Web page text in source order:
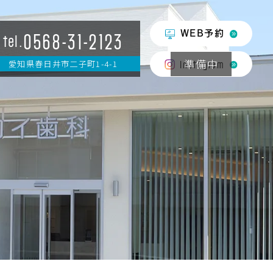
tel. 0568-31-2123
愛知県春日井市二子町1-4-1
WEB予約
Instagram